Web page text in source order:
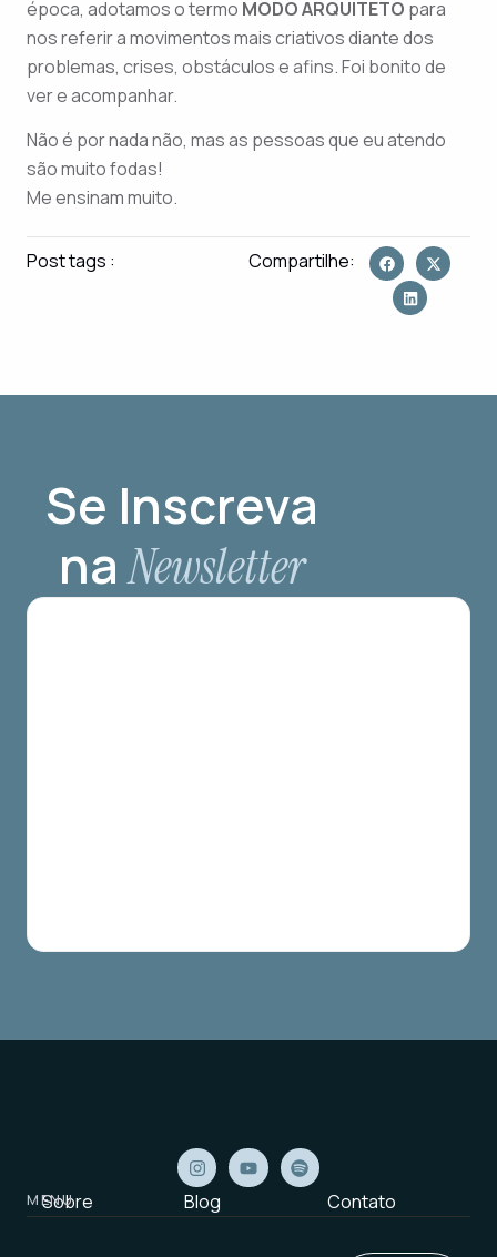
época, adotamos o termo MODO ARQUITETO para
nos referir a movimentos mais criativos diante dos
problemas, crises, obstáculos e afins. Foi bonito de
ver e acompanhar.
Não é por nada não, mas as pessoas que eu atendo
são muito fodas!
Me ensinam muito.
Post tags : Compartilhe:
Se Inscreva
naNewsletter
Sobre
MENU Blog Contato